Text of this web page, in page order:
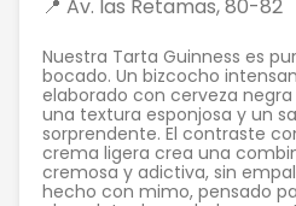
📍 Av. las Retamas, 80-82
Nuestra Tarta Guinness es
bocado. Un bizcocho
elaborado con cerveza
una textura esponjosa y un
sorprendente. El contraste
crema ligera crea una
cremosa y adictiva, sin
hecho con mimo, pensado